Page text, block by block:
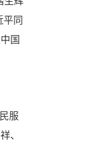
平同
国
服
、